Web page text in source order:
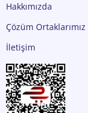
Hakkımızda
Çözüm Ortaklarımız
İletişim